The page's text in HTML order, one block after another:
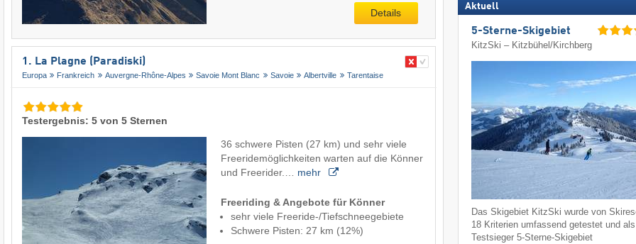
Details
1. La Plagne (Paradiski)
Europa Frankreich Auvergne-Rhône-Alpes Savoie Mont Blanc Savoie Albertville Tarentaise
Testergebnis: 5 von 5 Sternen
36 schwere Pisten (27 km) und sehr viele
Freeridemöglichkeiten warten auf die Könner
und Freerider.… mehr
Freeriding & Angebote für Könner
sehr viele Freeride-/Tiefschneegebiete
Schwere Pisten: 27 km (12%)
Aktuell
5-Sterne-Skigebiet
KitzSki – Kitzbühel/​Kirchberg
Das Skigebiet KitzSki wurde von
18 Kriterien umfassend getestet und als
Testsieger 5-Sterne-Skigebiet